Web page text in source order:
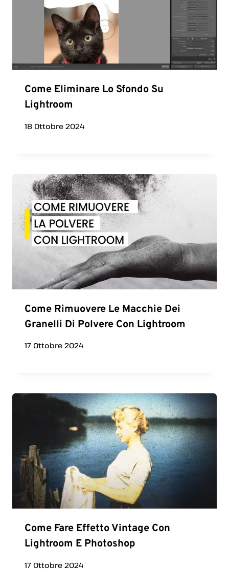
Come Eliminare Lo Sfondo Su
Lightroom
18 Ottobre 2024
Come Rimuovere Le Macchie Dei
Granelli Di Polvere Con Lightroom
17 Ottobre 2024
Come Fare Effetto Vintage Con
Lightroom E Photoshop
17 Ottobre 2024